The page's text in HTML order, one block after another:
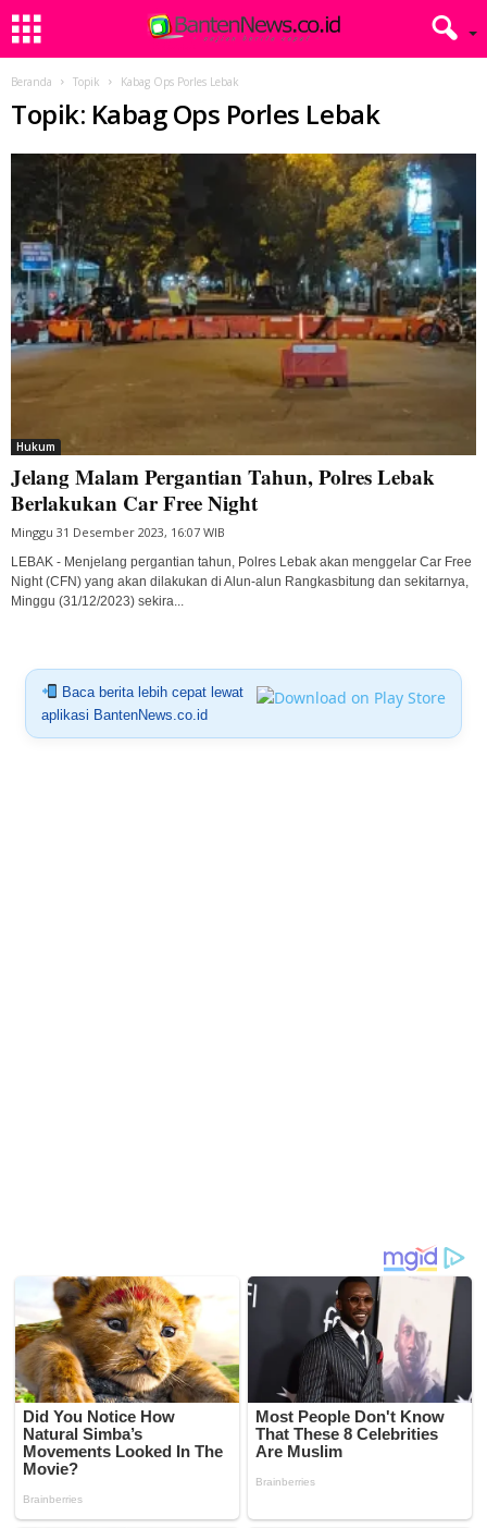
Beranda Topik Kabag Ops Porles Lebak
Topik: Kabag Ops Porles Lebak
Hukum
Jelang Malam Pergantian Tahun, Polres Lebak
Berlakukan Car Free Night
Minggu 31 Desember 2023, 16:07 WIB
LEBAK - Menjelang pergantian tahun, Polres Lebak akan menggelar Car Free
Night (CFN) yang akan dilakukan di Alun-alun Rangkasbitung dan sekitarnya,
Minggu (31/12/2023) sekira...
Baca berita lebih cepat lewat
aplikasi BantenNews.co.id